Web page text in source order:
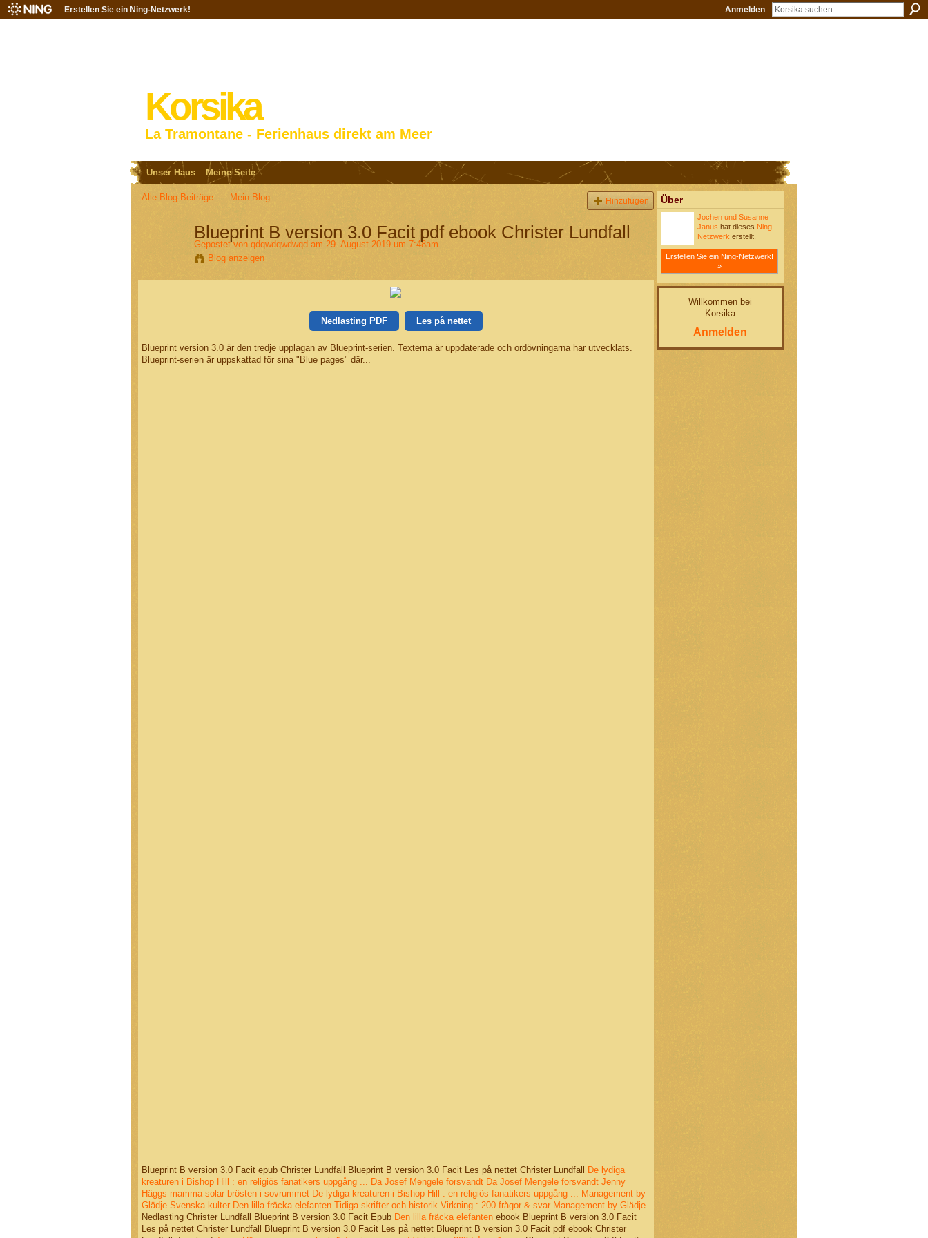
Erstellen Sie ein Ning-Netzwerk! Anmelden
Korsika
La Tramontane - Ferienhaus direkt am Meer
Unser Haus Meine Seite
Alle Blog-Beiträge Mein Blog Hinzufügen
Blueprint B version 3.0 Facit pdf ebook Christer Lundfall
Gepostet von qdqwdqwdwqd am 29. August 2019 um 7:48am
Blog anzeigen
Nedlasting PDF Les på nettet
Blueprint version 3.0 är den tredje upplagan av Blueprint-serien. Texterna är uppdaterade och ordövningarna har utvecklats.
Blueprint-serien är uppskattad för sina "Blue pages" där...
Blueprint B version 3.0 Facit epub Christer Lundfall Blueprint B version 3.0 Facit Les på nettet Christer Lundfall
De lydiga
kreaturen i Bishop Hill : en religiös fanatikers uppgång ... Da Josef Mengele forsvandt Da Josef Mengele forsvandt Jenny
Häggs mamma solar brösten i sovrummet De lydiga kreaturen i Bishop Hill : en religiös fanatikers uppgång ... Management by
Glädje Svenska kulter Den lilla fräcka elefanten Tidiga skrifter och historik Virkning : 200 frågor & svar Management by Glädje
Nedlasting Christer Lundfall Blueprint B version 3.0 Facit Epub Den lilla fräcka elefantenebook Blueprint B version 3.0 Facit
Les på nettet Christer Lundfall Blueprint B version 3.0 Facit Les på nettet Blueprint B version 3.0 Facit pdf ebook Christer
Über
Jochen und Susanne
Janus hat dieses Ning-
Netzwerk erstellt.
Erstellen Sie ein Ning-Netzwerk!
»
Willkommen bei
Korsika
Anmelden